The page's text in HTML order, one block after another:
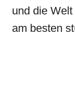
und die
am besten